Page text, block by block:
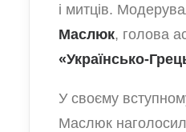
і митців.
Маслюк, голова
«Українсько-
У своєму
Маслюк